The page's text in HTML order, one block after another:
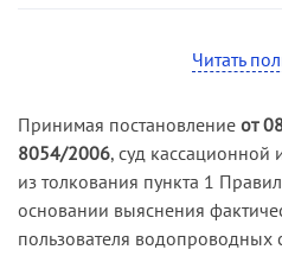
Решением суда,
пользу
В кассационной жалобе
принятые по делу
удовлетворении иска.
жалобы, в спорный
Читать
Принимая постановление от
8054/2006, суд кассационной
из толкования пункта 1
основании выяснения
пользователя водопроводных